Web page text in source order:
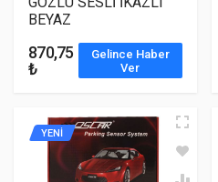
BEYAZ
870,75
₺
Gelince Haber
Ver
YENİ